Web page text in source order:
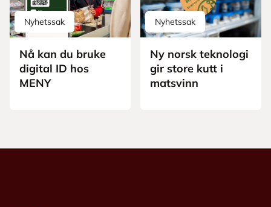
Nyhetssak
Nå kan du bruke
digital ID hos
MENY
Nyhetssak
Ny norsk teknologi
gir store kutt i
matsvinn